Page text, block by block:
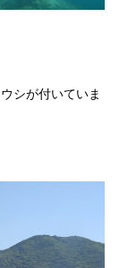
シが付いていま